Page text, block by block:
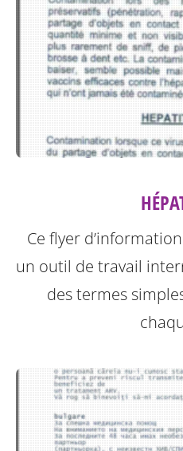
Ce flyer
un outil de travail
des termes